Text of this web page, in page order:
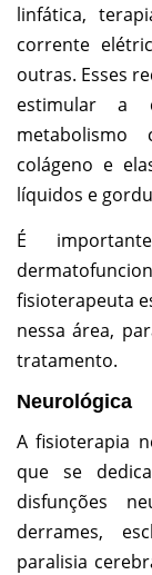
linfática,
corrente
outras. Esses
estimular a
colágeno e
líquidos e
É
fisioterapeuta
nessa área,
tratamento.
Neurológica
A fisioterapia
que se
disfunções
derrames,
paralisia